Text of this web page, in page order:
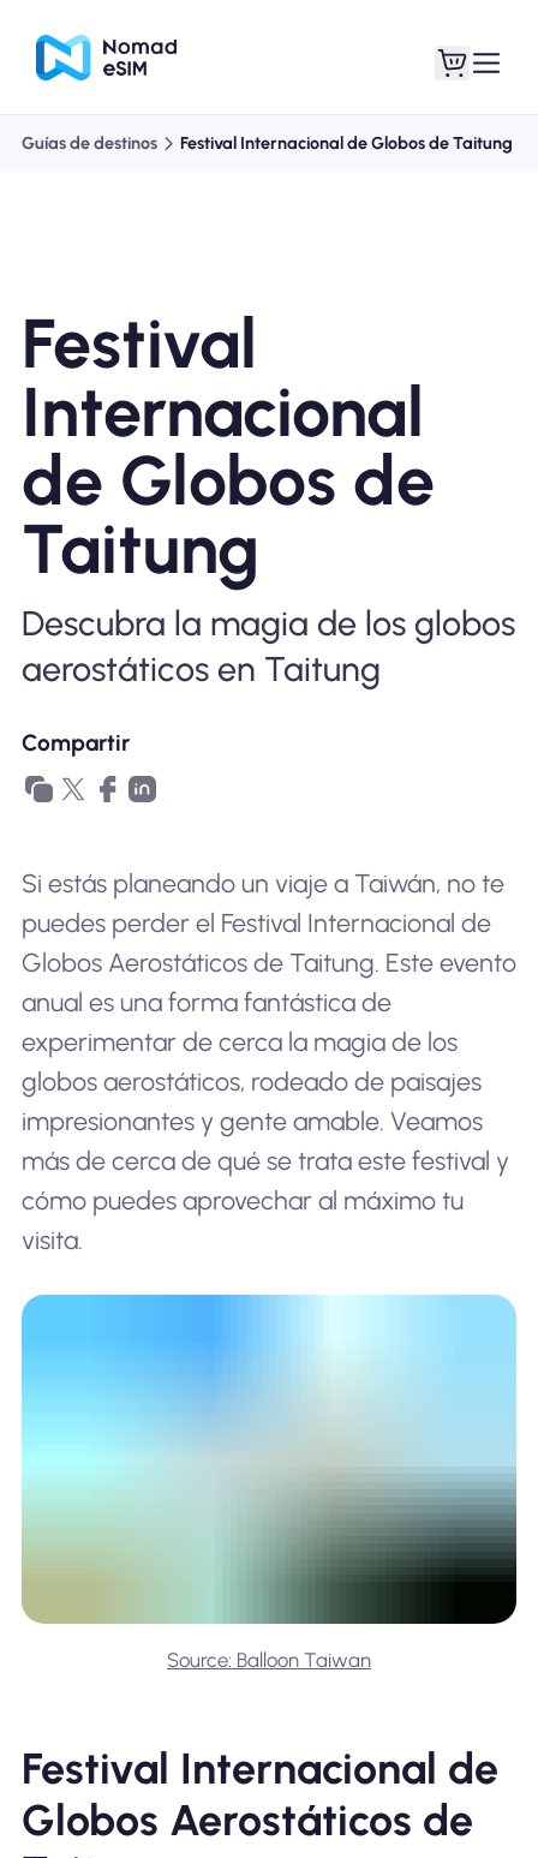
Planes de la tienda
Acerca de eSIM
Por qué la eSIM Nomad
Usando una eSIM
Para negocios
Guías de destinos Festival Internacional de Globos de Taitung
Festival
Internacional
de Globos de
Taitung
Descubra la magia de los globos
aerostáticos en Taitung
Compartir
Si estás planeando un viaje a Taiwán, no te
puedes perder el Festival Internacional de
Globos Aerostáticos de Taitung. Este evento
anual es una forma fantástica de
experimentar de cerca la magia de los
globos aerostáticos, rodeado de paisajes
impresionantes y gente amable. Veamos
más de cerca de qué se trata este festival y
cómo puedes aprovechar al máximo tu
visita.
Source: Balloon Taiwan
Festival Internacional de
Globos Aerostáticos de